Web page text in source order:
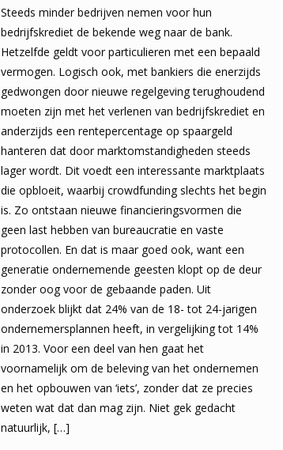
Steeds minder bedrijven nemen voor hun
bedrijfskrediet de bekende weg naar de bank.
Hetzelfde geldt voor particulieren met een bepaald
vermogen. Logisch ook, met bankiers die enerzijds
gedwongen door nieuwe regelgeving terughoudend
moeten zijn met het verlenen van bedrijfskrediet en
anderzijds een rentepercentage op spaargeld
hanteren dat door marktomstandigheden steeds
lager wordt. Dit voedt een interessante marktplaats
die opbloeit, waarbij crowdfunding slechts het begin
is. Zo ontstaan nieuwe financieringsvormen die
geen last hebben van bureaucratie en vaste
protocollen. En dat is maar goed ook, want een
generatie ondernemende geesten klopt op de deur
zonder oog voor de gebaande paden. Uit
onderzoek blijkt dat 24% van de 18- tot 24-jarigen
ondernemersplannen heeft, in vergelijking tot 14%
in 2013. Voor een deel van hen gaat het
voornamelijk om de beleving van het ondernemen
en het opbouwen van ‘iets’, zonder dat ze precies
weten wat dat dan mag zijn. Niet gek gedacht
natuurlijk, […]